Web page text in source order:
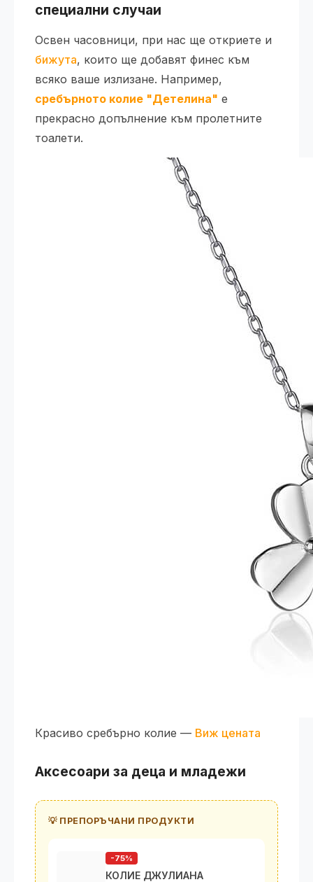
специални случаи
Освен часовници, при нас ще откриете и
бижута, които ще добавят финес към
всяко ваше излизане. Например,
сребърното колие "Детелина" е
прекрасно допълнение към пролетните
тоалети.
Красиво сребърно колие — Виж цената
Аксесоари за деца и младежи
💡 ПРЕПОРЪЧАНИ ПРОДУКТИ
-75%
КОЛИЕ ДЖУЛИАНА